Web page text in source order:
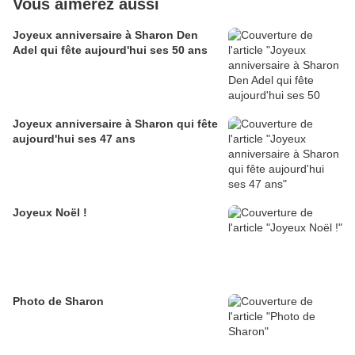
Vous aimerez aussi
Joyeux anniversaire à Sharon Den
Adel qui fête aujourd'hui ses 50 ans
Joyeux anniversaire à Sharon qui fête
aujourd'hui ses 47 ans
Joyeux Noël !
Photo de Sharon